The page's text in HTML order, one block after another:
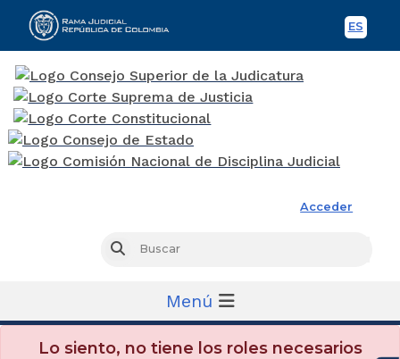
ES
Acceder
Buscar
Menú
Lo siento, no tiene los roles necesarios